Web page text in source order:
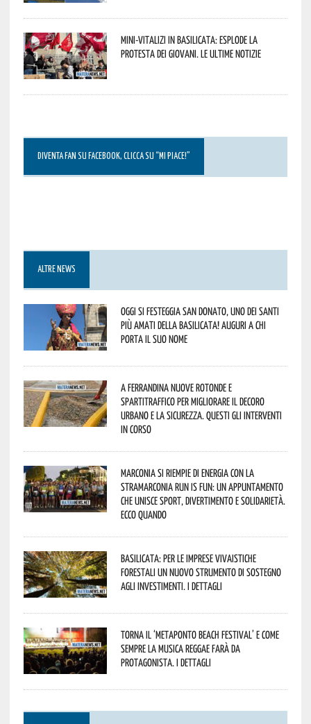
Mini-vitalizi in Basilicata: esplode la
protesta dei giovani. Le ultime notizie
DIVENTA FAN SU FACEBOOK, CLICCA SU “MI PIACE!”
ALTRE NEWS
Oggi si festeggia San Donato, uno dei Santi
più amati della Basilicata! Auguri a chi
porta il suo nome
A Ferrandina nuove rotonde e
spartitraffico per migliorare il decoro
urbano e la sicurezza. Questi gli interventi
in corso
Marconia si riempie di energia con la
StraMarconia Run is Fun: un appuntamento
che unisce sport, divertimento e solidarietà.
Ecco quando
Basilicata: per le imprese vivaistiche
forestali un nuovo strumento di sostegno
agli investimenti. I dettagli
Torna il ‘Metaponto beach festival’ e come
sempre la musica reggae farà da
protagonista. I dettagli